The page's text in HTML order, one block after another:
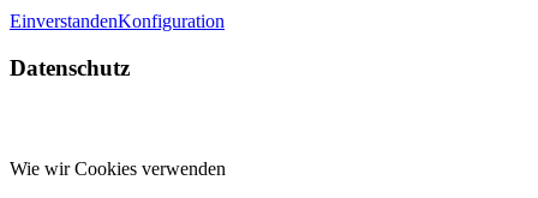
EinverstandenKonfiguration
Datenschutz
Wie wir Cookies verwenden